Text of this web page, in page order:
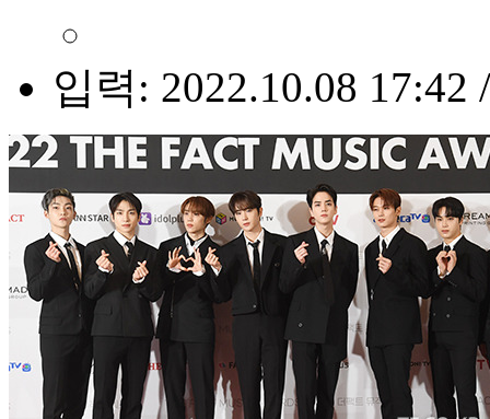
입력: 2022.10.08 17:42